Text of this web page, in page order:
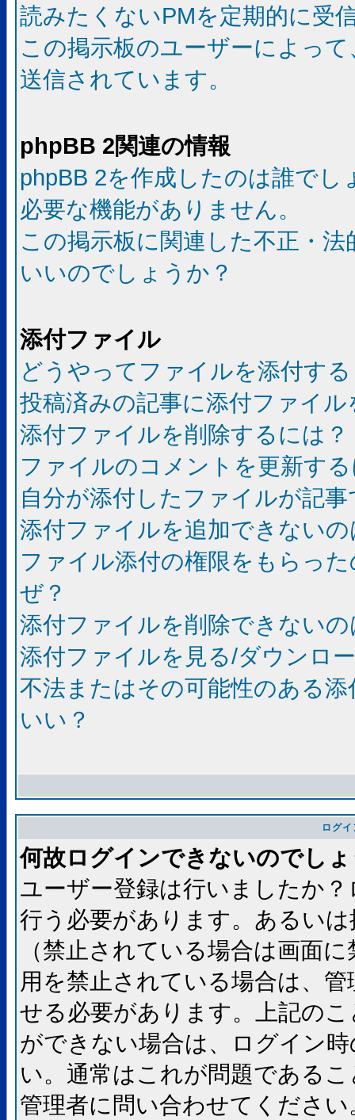
読みたくないPMを定期的に受
この掲示板のユーザーによっ
送信されています。
phpBB 2関連の情報
phpBB 2を作成したのは誰でし
必要な機能がありません。
この掲示板に関連した不正・
いいのでしょうか？
添付ファイル
どうやってファイルを添付す
投稿済みの記事に添付ファイ
添付ファイルを削除するには？
ファイルのコメントを更新す
自分が添付したファイルが記
添付ファイルを追加できない
ファイル添付の権限をもらっ
ぜ？
添付ファイルを削除できない
添付ファイルを見る/ダウンロ
不法またはその可能性のある
いい？
ログ
何故ログインできないのでし
ユーザー登録は行いましたか
行う必要があります。あるい
（禁止されている場合は画面
用を禁止されている場合は、
せる必要があります。上記の
ができない場合は、ログイン
い。通常はこれが問題である
管理者に問い合わせてください